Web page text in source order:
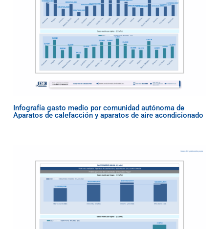
Infografía gasto medio por comunidad autónoma de
Aparatos de calefacción y aparatos de aire acondicionado